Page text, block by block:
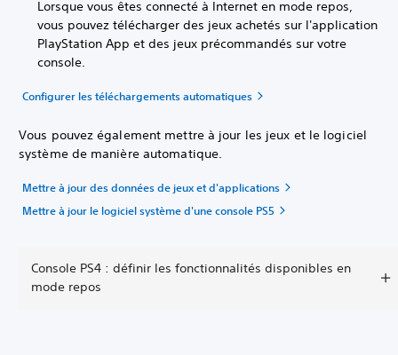
Lorsque vous êtes connecté à Internet en mode repos,
vous pouvez télécharger des jeux achetés sur l'application
PlayStation App et des jeux précommandés sur votre
console.
Configurer les téléchargements automatiques
Vous pouvez également mettre à jour les jeux et le logiciel
système de manière automatique.
Mettre à jour des données de jeux et d'applications
Mettre à jour le logiciel système d'une console PS5
Console PS4 : définir les fonctionnalités disponibles en
mode repos